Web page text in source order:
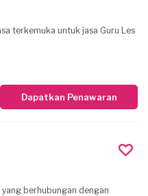
terkemuka untuk jasa Guru Les
Dapatkan Penawaran
yang berhubungan dengan